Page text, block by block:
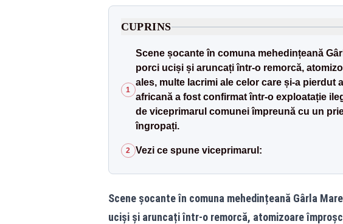
CUPRINS
1
Scene șocante în comuna mehedințeană
porci uciși și aruncați într-o remorcă,
ales, multe lacrimi ale celor care și-a pierdut
africană a fost confirmat într-o exploatație
de viceprimarul comunei împreună cu un
îngropați.
2 Vezi ce spune viceprimarul:
Scene șocante în comuna mehedințeană Gârla
uciși și aruncați într-o remorcă, atomizoare